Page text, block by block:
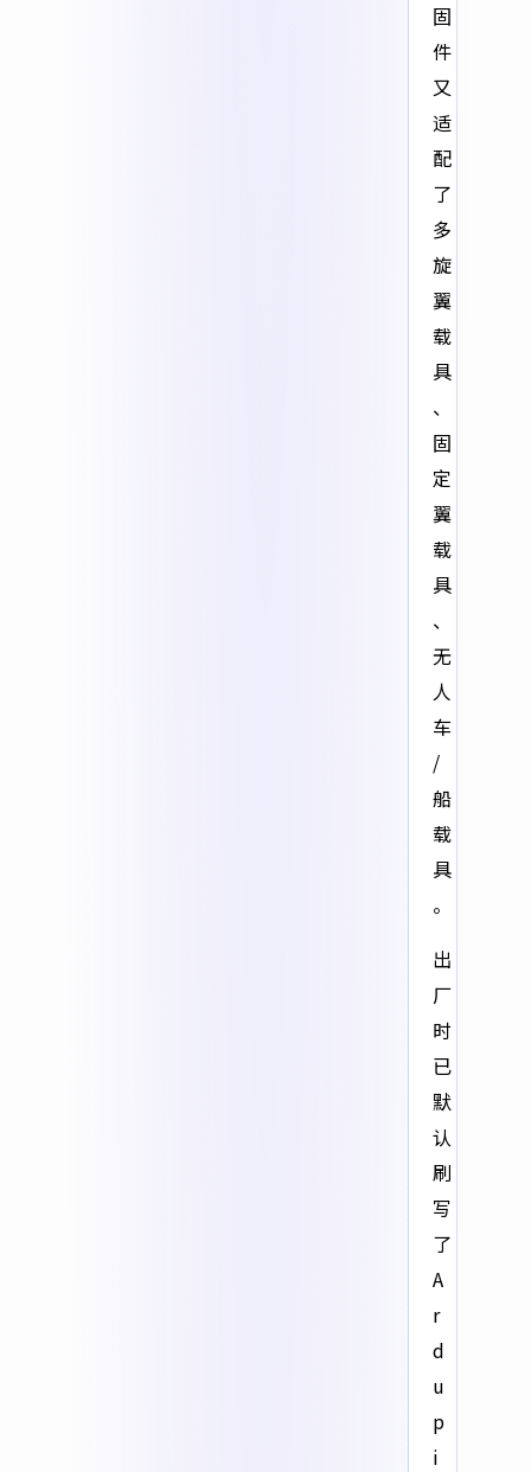
固
件
又
适
配
了
多
旋
翼
载
具
、
固
定
翼
载
具
、
无
人
车
/
船
载
具
。
出
厂
时
已
默
认
刷
写
了
A
r
d
u
p
i